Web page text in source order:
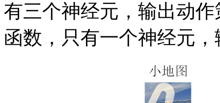
有三个神经元，输出动
函数，只有一个神经元